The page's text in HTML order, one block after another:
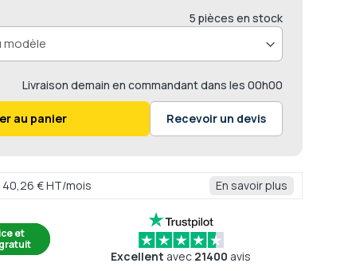
5 pièces en stock
Livraison demain en commandant dans les 00h00
au panier Recevoir un devis
€ HT/mois En savoir plus
et
Excellent avec 21400 avis